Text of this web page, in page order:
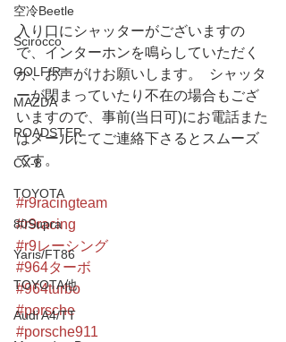
空冷Beetle
Scirocco
GOLF/R
MAZDA
ROADSTER
CX-8
TOYOTA
80Supra
Yaris/FT86
TOYOTA他
Audi A4/TT
入り口にシャッターがございますの
で、インターホンを鳴らしていただく
か、お声がけお願いします。  シャッタ
ーが閉まっていたり不在の場合もござ
いますので、事前(当日可)にお電話また
はメールにてご連絡下さるとスムーズ
です。
#r9racingteam
#r9racing
#r9レーシング
#964ターボ
#964turbo
#porsche
#porsche911